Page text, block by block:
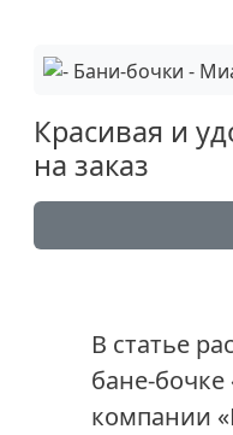
Красивая и
на заказ
В статье
бане-бочке
компании